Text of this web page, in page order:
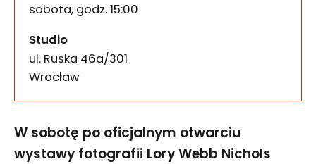
sobota, godz. 15:00
Studio
ul. Ruska 46a/301
50-079
Wrocław
W sobotę po oficjalnym otwarciu
wystawy fotografii Lory Webb Nichols